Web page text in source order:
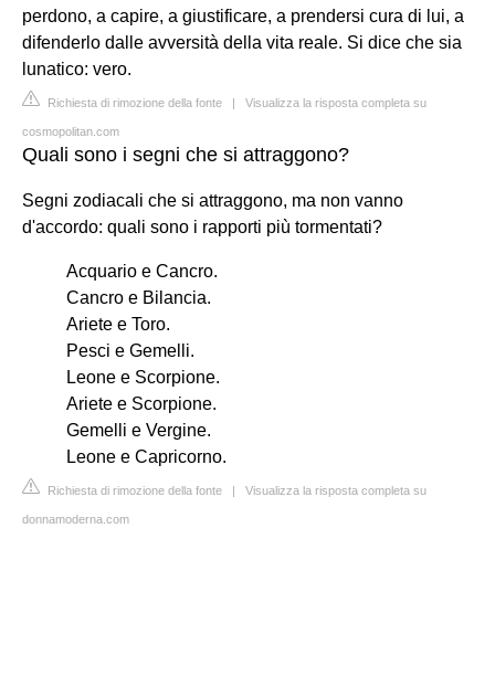
perdono, a capire, a giustificare, a prendersi cura di lui, a
difenderlo dalle avversità della vita reale. Si dice che sia
lunatico: vero.
Richiesta di rimozione della fonte | Visualizza la risposta completa su
cosmopolitan.com
Quali sono i segni che si attraggono?
Segni zodiacali che si attraggono, ma non vanno
d'accordo: quali sono i rapporti più tormentati?
Acquario e Cancro.
Cancro e Bilancia.
Ariete e Toro.
Pesci e Gemelli.
Leone e Scorpione.
Ariete e Scorpione.
Gemelli e Vergine.
Leone e Capricorno.
Richiesta di rimozione della fonte | Visualizza la risposta completa su
donnamoderna.com